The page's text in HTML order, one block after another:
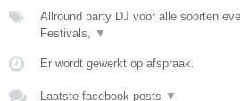
Allround party DJ voor alle soorten
Festivals, ▼
Er wordt gewerkt op afspraak.
Laatste facebook posts ▼